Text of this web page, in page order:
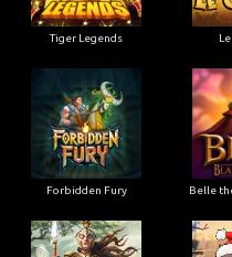
Tiger Legends
Forbidden Fury Belle